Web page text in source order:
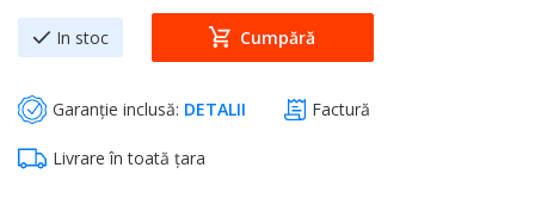
In stoc Cumpără
Garanție inclusă: DETALII Factură
Livrare în toată țara